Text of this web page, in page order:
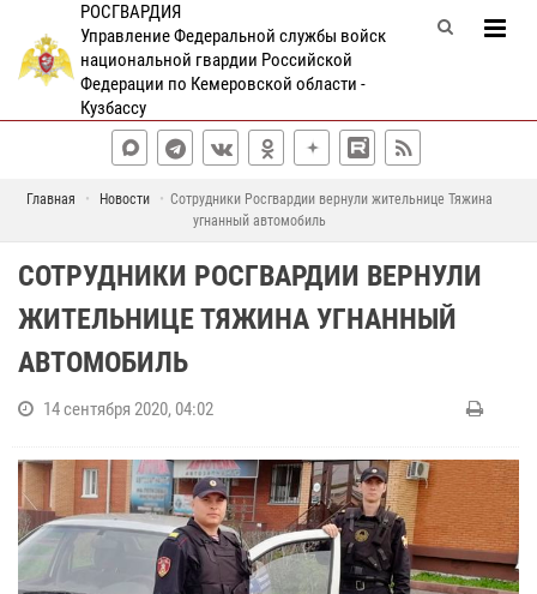
РОСГВАРДИЯ
Управление Федеральной службы войск
национальной гвардии Российской
Федерации по Кемеровской области -
Кузбассу
Главная Новости
Сотрудники Росгвардии вернули жительнице Тяжина
угнанный автомобиль
СОТРУДНИКИ РОСГВАРДИИ ВЕРНУЛИ
ЖИТЕЛЬНИЦЕ ТЯЖИНА УГНАННЫЙ
АВТОМОБИЛЬ
14 сентября 2020, 04:02